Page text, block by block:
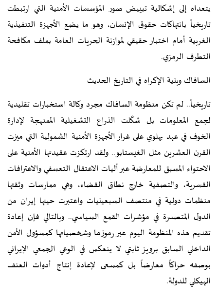
يتعداه إلى إشكالية تبييض صور المؤسسات الأمنية التي ارتبطت
تاريخياً بانتهاكات حقوق الإنسان، وهو ما يضع الأجهزة التنفيذية
الغربية أمام اختبار حقيقي لموازنة الحريات العامة بملف مكافحة
التطرف الرمزي.
السافاك وبنية الإكراه في التاريخ الحديث
تاريخياً.. لم تكن منظومة السافاك مجرد وكالة استخبارات تقليدية
لجمع المعلومات بل شكّلت الذراع التشغيلية الممنهجة لإدارة
الخوف في عهد بهلوي على غرار الأجهزة الأمنية الشمولية التي ميزت
القرن العشرين مثل الغيستابو.. ولقد ارتكزت عقيدتها الأمنية على
الاحتواء المسبق للمعارضة عبر آليات الاعتقال التعسفي والاعترافات
القسرية، والتصفية خارج نطاق القضاء، وهي ممارسات وثقتها
منظمات دولية في منتصف السبعينيات واعتبرت حينها إيران من
الدول المتصدرة في مؤشرات القمع السياسي.. وبالتالي فإن إعادة
تقديم هذه المنظومة اليوم عبر رموزها وشخصياتها كمسؤول الأمن
الداخلي السابق برويز ثابتي لا ينعكس في الوعي الجمعي الإيراني
بوصفه حراكاً معارضاً بل كمسعى لإعادة إنتاج أدوات العنف
الهيكلي للدولة.